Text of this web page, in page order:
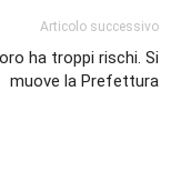
Articolo successivo
ha troppi rischi. Si
muove la Prefettura